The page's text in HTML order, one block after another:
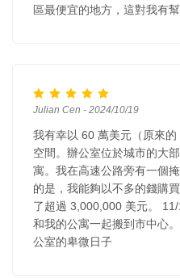
區最便宜的地方，這對我有
Julian Cen - 2024/10/19
我有幸以 60 萬美元（原來
空間。辦公室位於城市的大
寓。我在高速公路旁有一個
的是，我能夠以不多的錢購
了超過 3,000,000 美元。
和我的公寓一起搬到市中心
公室的卑微日子